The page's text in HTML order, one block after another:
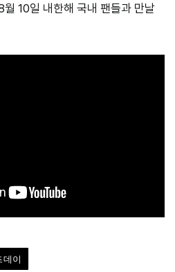
10일 내한해 국내 팬들과 만날
데이